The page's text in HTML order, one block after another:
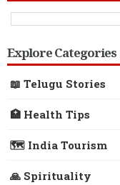
Explore Categories
📖 Telugu Stories
🏥 Health Tips
🗺️ India Tourism
🙏 Spirituality